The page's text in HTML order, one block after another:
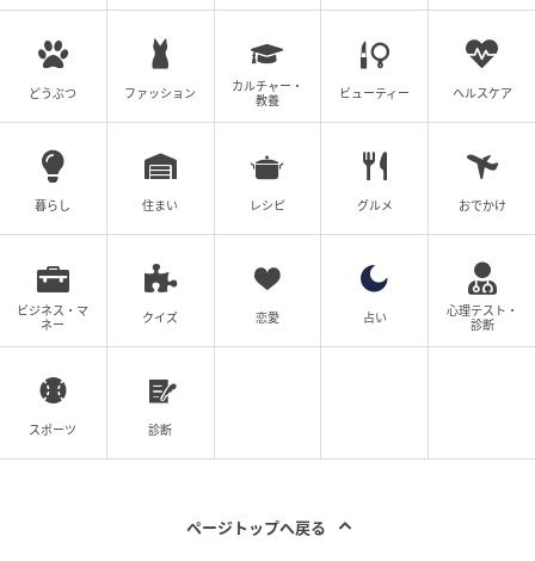
どうぶつ ファッション
カルチャー・
教養
ビューティー ヘルスケア
暮らし 住まい レシピ グルメ おでかけ
ビジネス・マ
ネー
クイズ 恋愛 占い
心理テスト・
診断
スポーツ 診断
ページトップへ戻る